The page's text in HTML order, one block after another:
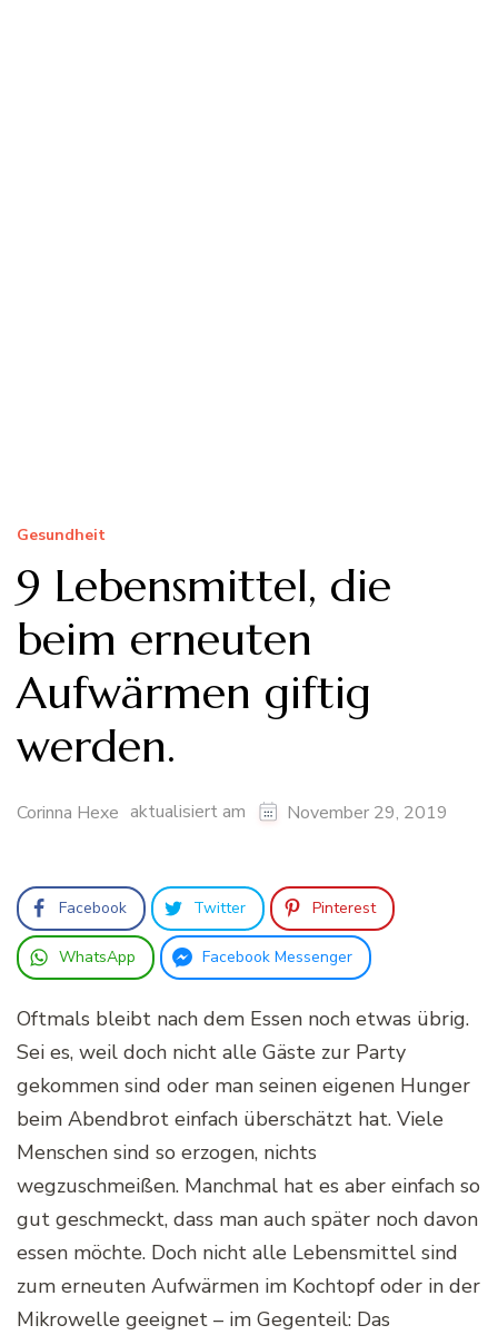
Gesundheit
9 Lebensmittel, die
beim erneuten
Aufwärmen giftig
werden.
Corinna Hexe aktualisiert am November 29, 2019
Facebook Twitter Pinterest
WhatsApp Facebook Messenger
Oftmals bleibt nach dem Essen noch etwas übrig.
Sei es, weil doch nicht alle Gäste zur Party
gekommen sind oder man seinen eigenen Hunger
beim Abendbrot einfach überschätzt hat. Viele
Menschen sind so erzogen, nichts
wegzuschmeißen. Manchmal hat es aber einfach so
gut geschmeckt, dass man auch später noch davon
essen möchte. Doch nicht alle Lebensmittel sind
zum erneuten Aufwärmen im Kochtopf oder in der
Mikrowelle geeignet – im Gegenteil: Das